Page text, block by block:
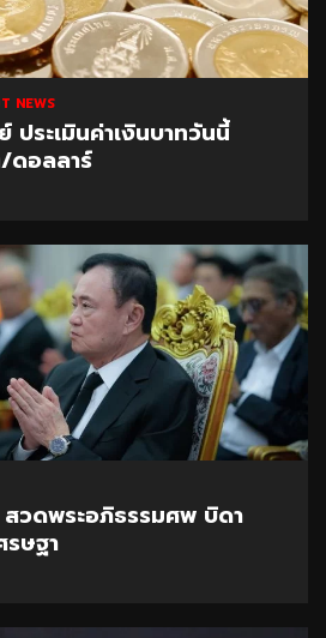
NEWS
ประเมินค่าเงินบาทวันนี้
ดอลลาร์
วดพระอภิธรรมศพ บิดา
ษฐา